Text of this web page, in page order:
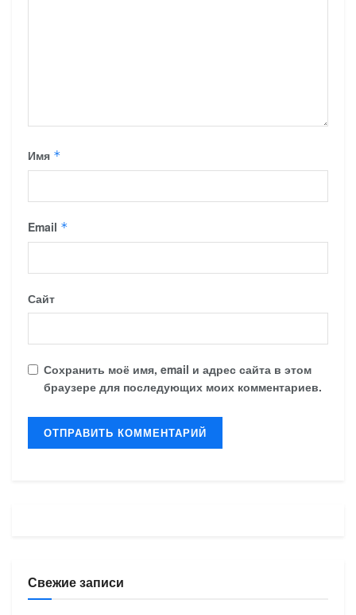
Имя *
Email *
Сайт
Сохранить моё имя, email и адрес сайта в этом
браузере для последующих моих комментариев.
Свежие записи